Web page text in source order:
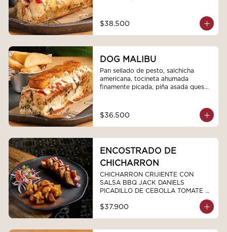
$38.500
DOG MALIBU
Pan sellado de pesto, salchicha
americana, tocineta ahumada
finamente picada, piña asada queso
$36.500
ENCOSTRADO DE
CHICHARRON
CHICHARRON CRIJIENTE CON
SALSA BBQ JACK DANIELS
PICADILLO DE CEBOLLA TOMATE Y
$37.900